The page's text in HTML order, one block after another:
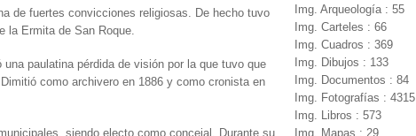
de fuertes convicciones religiosas. De hecho tuvo
la Ermita de San Roque.
paulatina pérdida de visión por la que tuvo que
como archivero en 1886 y como cronista en
siendo electo como concejal. Durante su
Img. Arqueología : 55
Img. Carteles : 66
Img. Cuadros : 369
Img. Dibujos : 133
Img. Documentos : 84
Img. Fotografías : 4315
Img. Libros : 573
Img. Mapas : 29